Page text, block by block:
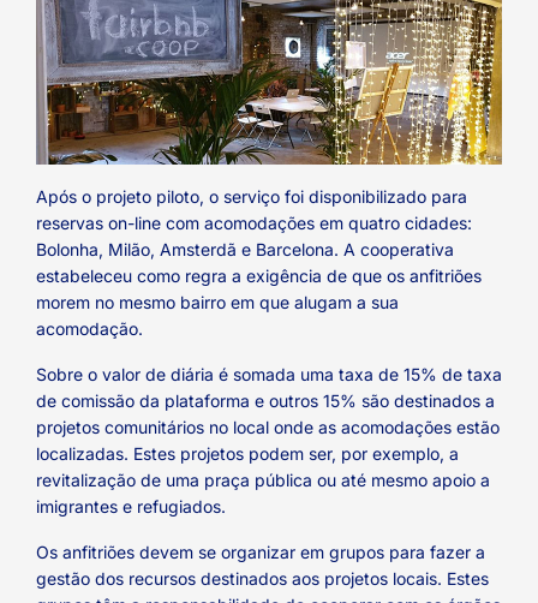
Após o projeto piloto, o serviço foi disponibilizado para
reservas on-line com acomodações em quatro cidades:
Bolonha, Milão, Amsterdã e Barcelona. A cooperativa
estabeleceu como regra a exigência de que os anfitriões
morem no mesmo bairro em que alugam a sua
acomodação.
Sobre o valor de diária é somada uma taxa de 15% de taxa
de comissão da plataforma e outros 15% são destinados a
projetos comunitários no local onde as acomodações estão
localizadas. Estes projetos podem ser, por exemplo, a
revitalização de uma praça pública ou até mesmo apoio a
imigrantes e refugiados.
Os anfitriões devem se organizar em grupos para fazer a
gestão dos recursos destinados aos projetos locais. Estes